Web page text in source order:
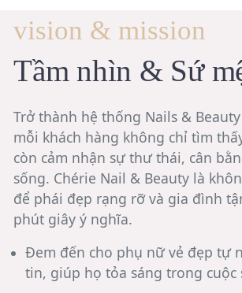
vision & mission
Tầm nhìn & Sứ
Trở thành hệ thống Nails &
mỗi khách hàng không chỉ tìm
còn cảm nhận sự thư thái, cân
sống. Chérie Nail & Beauty là
để phái đẹp rạng rỡ và gia đình
phút giây ý nghĩa.
Đem đến cho phụ nữ vẻ đẹp tự
tin, giúp họ tỏa sáng trong cuộc